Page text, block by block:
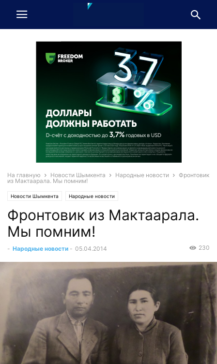
На главную Новости Шымкента Народные новости
Фронтовик
из Мактаарала. Мы помним!
Новости Шымкента Народные новости
Фронтовик из Мактаарала.
Мы помним!
- Народные новости - 05.04.2014 230